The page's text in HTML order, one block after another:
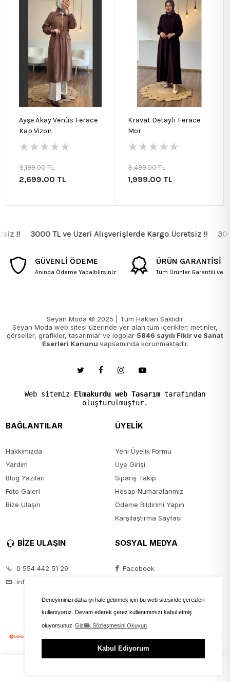
Deneyiminizi daha iyi hale getirmek için bu web sitesinde çerezleri
kullanıyoruz. Devam ederek çerez kullanımımızı kabul etmiş
oluyorsunuz Gizlilik Sözleşmesini Okuyun
Kabul Ediyorum
Ayşe Akay Venüs Ferace
Kap Vizon
★★★★★
3,199.00 TL
2,699.00 TL
Kravat Detaylı Ferace
Mor
★★★★★
3,499.00 TL
1,999.00 TL
!! 3000 TL ve Üzeri Alışverişlerde Kargo Ücretsiz !!
GÜVENLİ ÖDEME
Anında Ödeme Yapaiblirsiniz
ÜRÜN GARANTİSİ
Tüm Ürünler Garantili ve
Seyan Moda © 2025 | Tüm Hakları Saklıdır
Seyan Moda web sitesi üzerinde yer alan tüm içerikler; metinler,
görseller, grafikler, tasarımlar ve logolar 5846 sayılı Fikir ve Sanat
Eserleri Kanunu kapsamında korunmaktadır.
Web sitemiz Elmakurdu web Tasarım tarafından
oluşturulmuştur.
BAĞLANTILAR
Hakkımızda
Yardım
Blog Yazıları
Foto Galeri
Bize Ulaşın
ÜYELİK
Yeni Üyelik Formu
Üye Girişi
Sipariş Takip
Hesap Numaralarımız
Ödeme Bildirimi Yapın
Karşılaştırma Sayfası
BİZE ULAŞIN
0 554 442 51 29
info@seyanmoda.com
SOSYAL MEDYA
Facebook